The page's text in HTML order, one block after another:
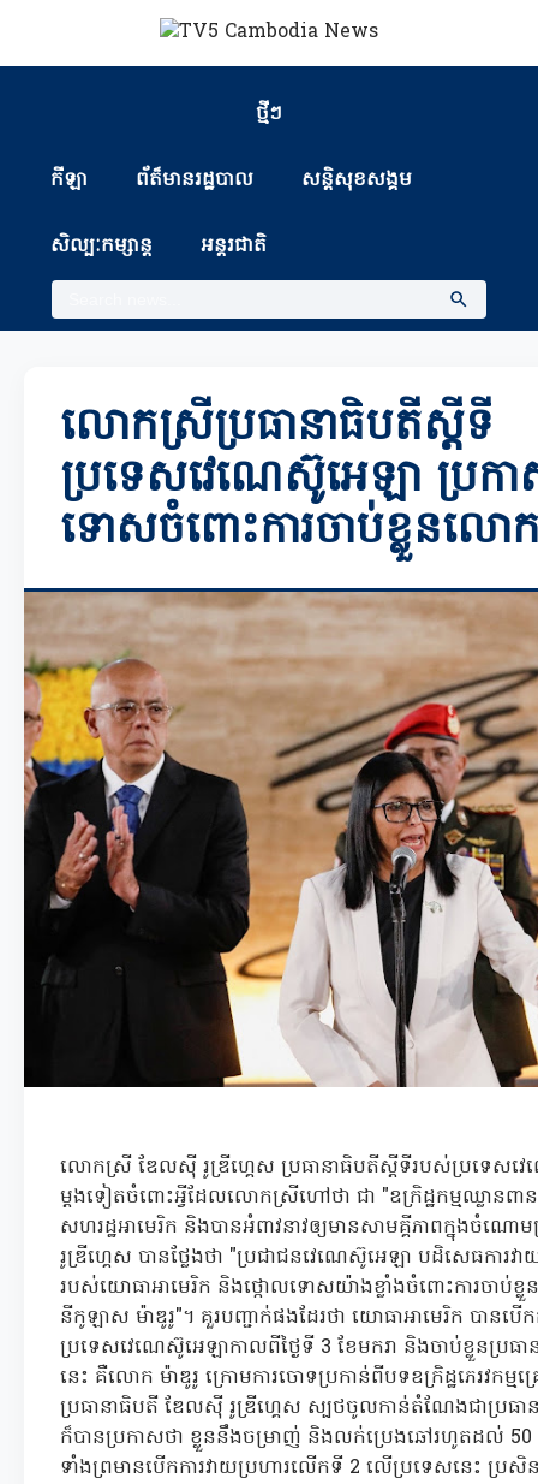
ថ្មីៗ
កីឡា ព័ត៏មានរដ្ឋបាល សន្តិសុខសង្គម
សិល្បៈកម្សាន្ត អន្តរជាតិ
លោកស្រីប្រធានាធិបតីស្តីទី
ប្រទេសវេណេស៊ូអេឡា ប្រក
ទោសចំពោះការចាប់ខ្លួនលោ
លោកស្រី ឌែលស៊ី រូឌ្រីហ្គេស ប្រធានាធិបតីស្តីទីរបស់ប្រទេសវ
ម្តងទៀតចំពោះអ្វីដែលលោកស្រីហៅថា ជា "ឧក្រិដ្ឋកម្មឈ្លាន
សហរដ្ឋអាមេរិក និងបានអំពាវនាវឲ្យមានសាមគ្គីភាពក្នុងចំ
រូឌ្រីហ្គេស បានថ្លែងថា "ប្រជាជនវេណេស៊ូអេឡា បដិសេធការវា
របស់យោធាអាមេរិក និងថ្កោលទោសយ៉ាងខ្លាំងចំពោះការចាប់ខ្
នីកូឡាស ម៉ាឌូរូ"។ គួរបញ្ជាក់ផងដែរថា យោធាអាមេរិក បានបើ
ប្រទេសវេណេស៊ូអេឡាកាលពីថ្ងៃទី 3 ខែមករា និងចាប់ខ្លួនប្
នេះ គឺលោក ម៉ាឌូរូ ក្រោមការចោទប្រកាន់ពីបទឧក្រិដ្ឋភេរវ
ប្រធានាធិបតី ឌែលស៊ី រូឌ្រីហ្គេស ស្បថចូលកាន់តំណែងជាប្រធាន
ក៏បានប្រកាសថា ខ្លួននឹងចម្រាញ់ និងលក់ប្រេងឆៅរហូតដល់
ទាំងព្រមានបើកការវាយប្រហារលើកទី 2 លើប្រទេសនេះ ប្រសិ